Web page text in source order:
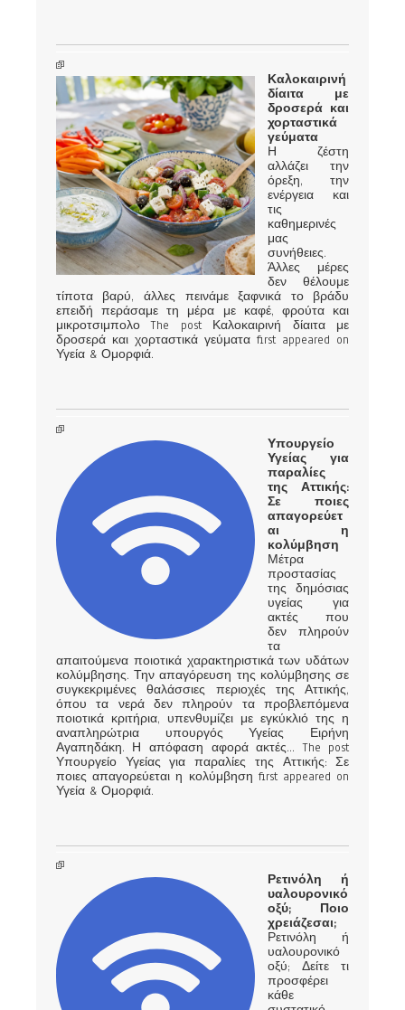
Καλοκαιρινή
δίαιτα με
δροσερά και
χορταστικά
γεύματα
Η ζέστη
αλλάζει την
όρεξη, την
ενέργεια και
τις
καθημερινές
μας
συνήθειες.
Άλλες μέρες
δεν θέλουμε
τίποτα βαρύ, άλλες πεινάμε ξαφνικά το βράδυ
επειδή περάσαμε τη μέρα με καφέ, φρούτα και
μικροτσιμπολο The post Καλοκαιρινή δίαιτα με
δροσερά και χορταστικά γεύματα first appeared on
Υγεία & Ομορφιά.
Υπουργείο
Υγείας για
παραλίες
της Αττικής:
Σε ποιες
απαγορεύετ
αι η
κολύμβηση
Μέτρα
προστασίας
της δημόσιας
υγείας για
ακτές που
δεν πληρούν
τα
απαιτούμενα ποιοτικά χαρακτηριστικά των υδάτων
κολύμβησης. Την απαγόρευση της κολύμβησης σε
συγκεκριμένες θαλάσσιες περιοχές της Αττικής,
όπου τα νερά δεν πληρούν τα προβλεπόμενα
ποιοτικά κριτήρια, υπενθυμίζει με εγκύκλιό της η
αναπληρώτρια υπουργός Υγείας Ειρήνη
Αγαπηδάκη. Η απόφαση αφορά ακτές... The post
Υπουργείο Υγείας για παραλίες της Αττικής: Σε
ποιες απαγορεύεται η κολύμβηση first appeared on
Υγεία & Ομορφιά.
Ρετινόλη ή
υαλουρονικό
οξύ; Ποιο
χρειάζεσαι;
Ρετινόλη ή
υαλουρονικό
οξύ; Δείτε τι
προσφέρει
κάθε